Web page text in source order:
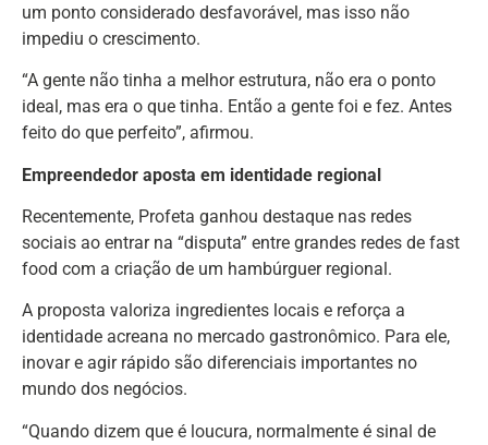
um ponto considerado desfavorável, mas isso não
impediu o crescimento.
“A gente não tinha a melhor estrutura, não era o ponto
ideal, mas era o que tinha. Então a gente foi e fez. Antes
feito do que perfeito”, afirmou.
Empreendedor aposta em identidade regional
Recentemente, Profeta ganhou destaque nas redes
sociais ao entrar na “disputa” entre grandes redes de fast
food com a criação de um hambúrguer regional.
A proposta valoriza ingredientes locais e reforça a
identidade acreana no mercado gastronômico. Para ele,
inovar e agir rápido são diferenciais importantes no
mundo dos negócios.
“Quando dizem que é loucura, normalmente é sinal de